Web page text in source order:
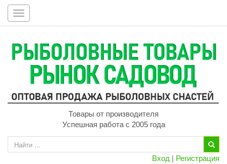
Toggle
navigation
Товары от производителя
Успешная работа с 2005 года
Вход | Регистрация